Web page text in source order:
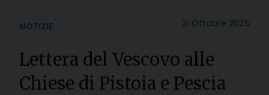
21 Ottobre 2025
NOTIZIE
Lettera del Vescovo alle
Chiese di Pistoia e Pescia